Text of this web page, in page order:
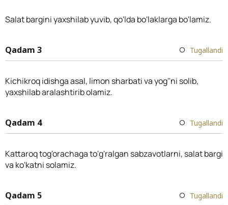
Salat bargini yaxshilab yuvib, qo'lda bo'laklarga bo'lamiz.
Qadam 3 Tugallandi
Kichikroq idishga asal, limon sharbati va yog''ni solib,
yaxshilab aralashtirib olamiz.
Qadam 4 Tugallandi
Kattaroq tog'orachaga to'g'ralgan sabzavotlarni, salat bargi
va ko'katni solamiz.
Qadam 5 Tugallandi